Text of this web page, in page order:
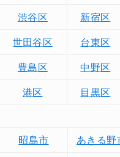
渋谷区 新宿区
世田谷区 台東区
豊島区 中野区
港区 目黒区
昭島市 あきる野